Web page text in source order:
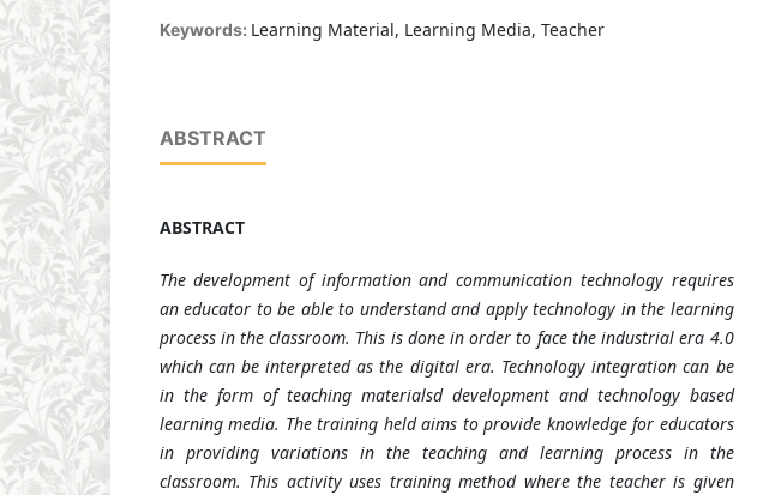
Keywords: Learning Material, Learning Media, Teacher
ABSTRACT
ABSTRACT
The development of information and communication technology requires
an educator to be able to understand and apply technology in the learning
process in the classroom. This is done in order to face the industrial era 4.0
which can be interpreted as the digital era. Technology integration can be
in the form of teaching materialsd developmentand technology based
learning media. The training held aims to provide knowledge for educators
in providing variations in the teaching and learning process in the
classroom. This activity uses training method where the teacher is given